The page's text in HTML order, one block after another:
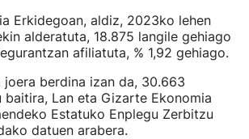
Erkidegoan, aldiz, 2023ko lehen
alderatuta, 18.875 langile gehiago
afiliatuta, % 1,92 gehiago.
joera berdina izan da, 30.663
baitira, Lan eta Gizarte Ekonomia
Estatuko Enplegu Zerbitzu
datuen arabera.